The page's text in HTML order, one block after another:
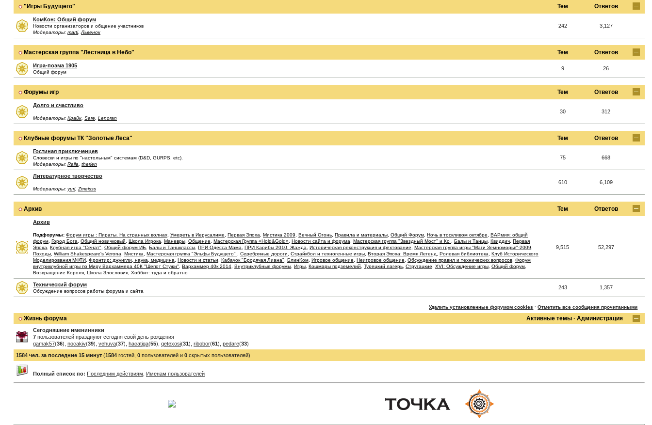
"Игры Будущего" Тем Ответов
КомКон: Общий форум
Новости организаторов и общение участников
Модераторы: marti, Львенок
242 3,127
Мастерская группа "Лестница в Небо" Тем Ответов
Игра-поэма 1905
Общий форум
9 26
Форумы игр Тем Ответов
Долго и счастливо
Модераторы: Крайк Sare Lenoran
30 312
Клубные форумы ТК "Золотые Леса" Тем Ответов
Гостиная приключенцев
Словески и игры по "настольным" системам (D&D, GURPS, etc).
Модераторы: Raila therien
75 668
Литературное творчество
Модераторы: yuri, Zmeisss
610 6,109
Архив Тем Ответов
Архив
Подфорумы: Форум игры : Пираты. На странных волнах Умереть в Иерусалиме Первая Эпоха Мистика 2009 Вечный Огонь Правила и материалы Общий Форум Ночь в тоскливом октябре
ВАРмия: общий
форум Город Бога Общий новичковый Школа Игрока Маневры Общение Мастерская Группа «Hold&Gold» Новости сайта и форума Мастерская группа "Звездный Мост" и Ко Балы и Танцы Квиддич Первая
Эпоха
Клубная игра "Сенат" Общий форум ИБ Балы и Танцклассы ПРИ Одесса Мама ПРИ Карибы 2010: Жажда Историческая реконструкция и фехтование Мастерская группа игры "Маги Земноморья"-2009
Походы William Shakespeare's Verona Мистика Мастерская группа "Эльфы Будущего" Серебряные дороги Страйкбол и техногенные игры Вторая Эпоха: Время Легенд Ролевая библиотека
Клуб Исторического
Моделирования МФТИ Фронтир: джунгли, наука, медицина Новости и статьи Кабачок "Бродячая Лиана" БлинКом Игровое общение Неигровое общение Обсуждение правил и технических вопросов Форум
внутриклубной игры по Миру Вархаммера 40К "Шепот Стужи" Вархаммер 40к 2014 Внутриклубные форумы Игры Кошмары подземелий Турецкий лагерь Стругацкие XVI: Обсуждение игры Общий форум
Возвращение Короля Школа Злословия Хоббит: туда и обратно
9,515 52,297
Технический форум
Обсуждение вопросов работы форума и сайта
243 1,357
Удалить установленные форумом cookies ·Отметить все сообщения прочитанными
Жизнь форума Активные темы · Администрация
Сегодняшние именинники
7 пользователей празднуют сегодня свой день рождения
gamak57(36), nocakiv(39), vehuva(37), hacatiga(55), qetexosi(31), ribobor(61), pedare(33)
1584 чел. за последние 15 минут (1584 гостей, 0 пользователей и 0 скрытых пользователей)
Полный список по: Последним действиям Именам пользователей